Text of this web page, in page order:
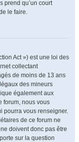
prend qu’un court
le faire.
Act ») est une loi des
collectant
de moins de 13 ans
des mineurs
également aux
forum, nous vous
pourra vous renseigner.
de ce forum ne
doivent donc pas être
sur la question